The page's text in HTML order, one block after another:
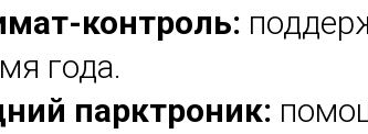
контроль:
года.
парктроник: